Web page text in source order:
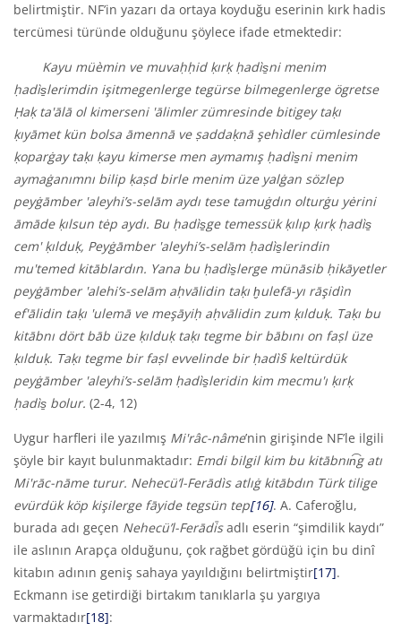
belirtmiştir. NF’in yazarı da ortaya koyduğu eserinin kırk hadis
tercümesi türünde olduğunu şöylece ifade etmektedir:
Kayu müèmin ve muvaḥḥid ḳırḳ ḥadìs̱ni menim
ḥadìs̱lerimdin işitmegenlerge tegürse bilmegenlerge ögretse
Ḥaḳ ta'ālā ol kimerseni ' ālimler zümresinde bitigey taḳı
ḳıyāmet kün bolsa āmennā ve ṣaddaḳnā şehìdler cümlesinde
ḳoparġay taḳı ḳayu kimerse men aymamış ḥadìs̱ni menim
aymaġanımnı bilip ḳaṣd birle menim üze yalġan sözlep
peyġāmber ' aleyhi’s-selām aydı tese tamuġdın olturġu yėrini
āmāde ḳılsun tėp aydı. Bu ḥadìs̱ge temessük ḳılıp ḳırḳ ḥadìs̱
cem'ḳılduḳ, Peyġāmber ' aleyhi’s-selām ḥadìs̱lerindin
mu'temed kitāblardın. Yana bu ḥadìs̱lerge münāsib ḥikāyetler
peyġāmber ' alehi’s-selām aḥvālidin taḳı ḫulefā-yı rāşidìn
ef'ālidin taḳı ' ulemā ve meşāyiḥ aḥvālidin zum ḳılduḳ. Taḳı bu
kitābnı dört bāb üze ḳılduḳ taḳı tegme bir bābını on faṣl üze
ḳılduḳ. Taḳı tegme bir faṣl evvelinde bir ḥadì§ keltürdük
peyġāmber ' aleyhi’s-selām ḥadìs̱leridin kim mecmu'ı ḳırḳ
ḥadìs̱ bolur. (2-4, 12)
Uygur harfleri ile yazılmış Mi'râc-nâme’nin girişinde NF’le ilgili
şöyle bir kayıt bulunmaktadır: Emdi bilgil kim bu kitābnın͡g atı
Mi'rāc-nāme turur. Nehecü’l-Ferādìs atlıġ kitābdın Türk tilige
evürdük köp kişilerge fāyide tegsün tep[16]. A. Caferoğlu,
burada adı geçen Nehecü’l-Ferādi̇̄sadlı eserin “şimdilik kaydı”
ile aslının Arapça olduğunu, çok rağbet gördüğü için bu dinî
kitabın adının geniş sahaya yayıldığını belirtmiştir[17].
Eckmann ise getirdiği birtakım tanıklarla şu yargıya
varmaktadır[18]: